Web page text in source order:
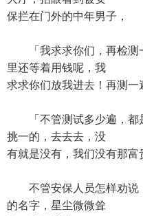
保拦在门外的中年男子，
「我求求你们，再检测
里还等着用钱呢，我
求求你们放我进去！再测一
「不管测试多少遍，都
挑一的，去去去，没
有就是没有，我们没有那富
不管安保人员怎样劝说
的名字，星尘微微耸